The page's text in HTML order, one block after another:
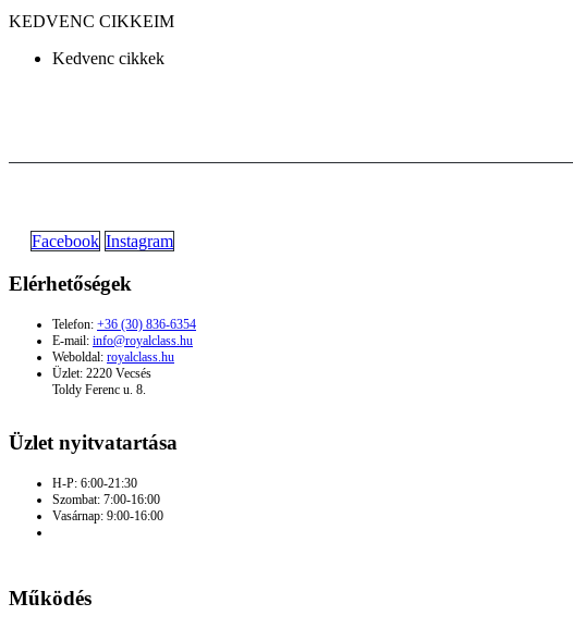
KEDVENC CIKKEIM
Kedvenc cikkek
Facebook Instagram
Elérhetőségek
Telefon: +36 (30) 836-6354
E-mail: info@royalclass.hu
Weboldal: royalclass.hu
Üzlet: 2220 Vecsés
Toldy Ferenc u. 8.
Üzlet nyitvatartása
H-P: 6:00-21:30
Szombat: 7:00-16:00
Vasárnap: 9:00-16:00
Működés